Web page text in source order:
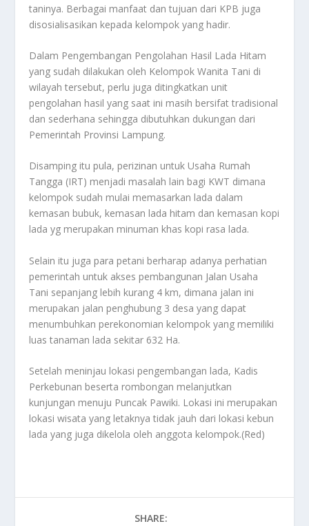
taninya. Berbagai manfaat dan tujuan dari KPB juga
disosialisasikan kepada kelompok yang hadir.
Dalam Pengembangan Pengolahan Hasil Lada Hitam
yang sudah dilakukan oleh Kelompok Wanita Tani di
wilayah tersebut, perlu juga ditingkatkan unit
pengolahan hasil yang saat ini masih bersifat tradisional
dan sederhana sehingga dibutuhkan dukungan dari
Pemerintah Provinsi Lampung.
Disamping itu pula, perizinan untuk Usaha Rumah
Tangga (IRT) menjadi masalah lain bagi KWT dimana
kelompok sudah mulai memasarkan lada dalam
kemasan bubuk, kemasan lada hitam dan kemasan kopi
lada yg merupakan minuman khas kopi rasa lada.
Selain itu juga para petani berharap adanya perhatian
pemerintah untuk akses pembangunan Jalan Usaha
Tani sepanjang lebih kurang 4 km, dimana jalan ini
merupakan jalan penghubung 3 desa yang dapat
menumbuhkan perekonomian kelompok yang memiliki
luas tanaman lada sekitar 632 Ha.
Setelah meninjau lokasi pengembangan lada, Kadis
Perkebunan beserta rombongan melanjutkan
kunjungan menuju Puncak Pawiki. Lokasi ini merupakan
lokasi wisata yang letaknya tidak jauh dari lokasi kebun
lada yang juga dikelola oleh anggota kelompok.(Red)
SHARE: